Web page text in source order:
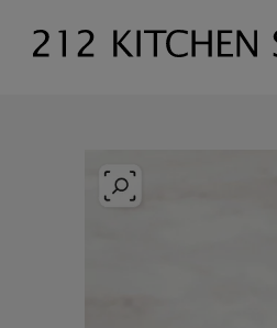
トップ 【公式】212